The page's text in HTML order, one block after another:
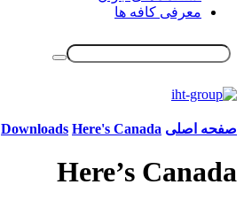
معرفی کافه ها
صفحه اصلی Downloads Here's Canada
Here’s Canada